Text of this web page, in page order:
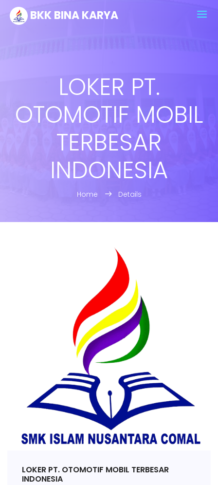
BKK BINA KARYA
LOKER PT.
OTOMOTIF MOBIL
TERBESAR
INDONESIA
Home Details
LOKER PT. OTOMOTIF MOBIL TERBESAR
INDONESIA